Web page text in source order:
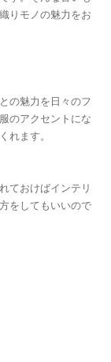
りモノの魅力をお
の魅力を日々のフ
のアクセントにな
れます。
ておけばインテリ
をしてもいいので